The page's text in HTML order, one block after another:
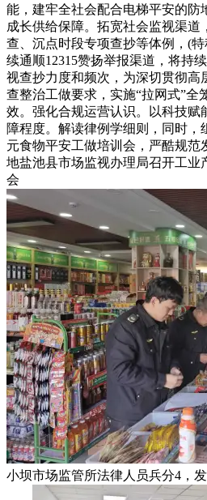
能，建牢全社会配合电梯平安的防
成长供给保障。拓宽社会监视渠道
查、沉点时段专项查抄等体例，(
续通顺12315赞扬举报渠道，将持
视查抄力度和频次，为深切贯彻高
查整治工做要求，实施“拉网式”全
效。强化合规运营认识。以科技赋
障程度。解读律例学细则，同时，
元食物平安工做培训会，严酷规范
地盐池县市场监视办理局召开工业
会
小坝市场监管所法律人员兵分4，